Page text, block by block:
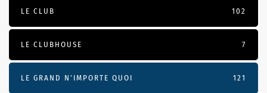
LE CLUB 102
LE CLUBHOUSE 7
LE GRAND N’IMPORTE QUOI 121